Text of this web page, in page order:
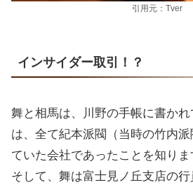
引用元：Tver
インサイダー取引！？
舞と相馬は、川野の手帳に書か
は、全て紀本派閥（当時の竹内
ていた会社であったことを知りま
そして、舞は富士見ノ丘支店の行